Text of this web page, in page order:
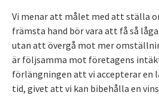
Vi menar att målet med att ställa
främsta hand bör vara att få så
utan att övergå mot mer
är följsamma mot företagens
förlängningen att vi accepterar en
tid, givet att vi kan bibehålla en